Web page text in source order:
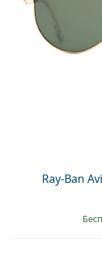
Ray-Ban